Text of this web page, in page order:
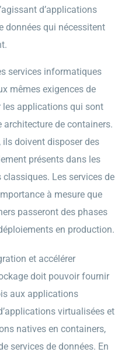
d’applications
données qui nécessitent
services informatiques
mêmes exigences de
les applications qui sont
architecture de containers.
doivent disposer des
présents dans les
Les services de
à mesure que
passeront des phases
en production.
et accélérer
doit pouvoir fournir
aux applications
virtualisées et
natives en containers,
services de données. En